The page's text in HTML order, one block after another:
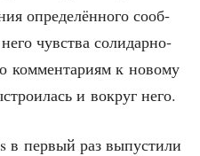
опре­де­лён­но­го сооб­
чув­ства соли­дар­но­
ком­мен­та­ри­ям к ново­му
и вокруг него.
в пер­вый раз выпу­сти­ли